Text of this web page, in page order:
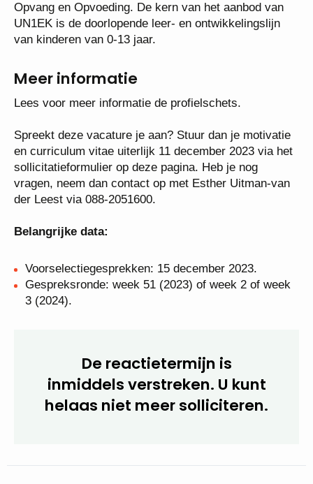
Opvang en Opvoeding. De kern van het aanbod van
UN1EK is de doorlopende leer- en ontwikkelingslijn
van kinderen van 0-13 jaar.
Meer informatie
Lees voor meer informatie de profielschets.
Spreekt deze vacature je aan? Stuur dan je motivatie
en curriculum vitae uiterlijk 11 december 2023 via het
sollicitatieformulier op deze pagina. Heb je nog
vragen, neem dan contact op met Esther Uitman-van
der Leest via 088-2051600.
Belangrijke data:
Voorselectiegesprekken: 15 december 2023.
Gespreksronde: week 51 (2023) of week 2 of week
3 (2024).
De reactietermijn is
inmiddels verstreken. U kunt
helaas niet meer solliciteren.